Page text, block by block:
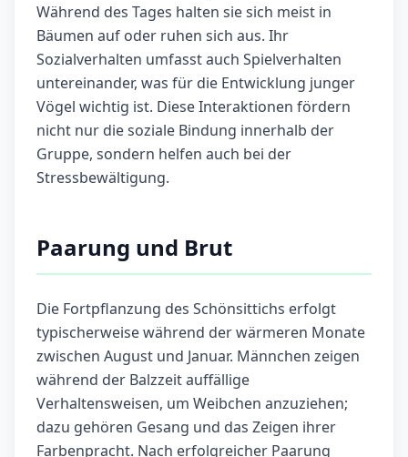
Während des Tages halten sie sich meist in
Bäumen auf oder ruhen sich aus. Ihr
Sozialverhalten umfasst auch Spielverhalten
untereinander, was für die Entwicklung junger
Vögel wichtig ist. Diese Interaktionen fördern
nicht nur die soziale Bindung innerhalb der
Gruppe, sondern helfen auch bei der
Stressbewältigung.
Paarung und Brut
Die Fortpflanzung des Schönsittichs erfolgt
typischerweise während der wärmeren Monate
zwischen August und Januar. Männchen zeigen
während der Balzzeit auffällige
Verhaltensweisen, um Weibchen anzuziehen;
dazu gehören Gesang und das Zeigen ihrer
Farbenpracht. Nach erfolgreicher Paarung